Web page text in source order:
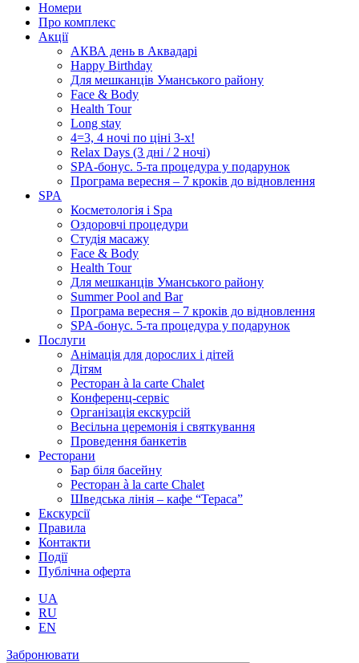
Номери
Про комплекс
Акції
АКВА день в Аквадарі
Happy Birthday
Для мешканців Уманського району
Face & Body
Health Tour
Long stay
4=3, 4 ночі по ціні 3-х!
Relax Days (3 дні / 2 ночі)
SPA-бонус. 5-та процедура у подарунок
Програма вересня – 7 кроків до відновлення
SPA
Косметологія і Spa
Оздоровчі процедури
Студія масажу
Face & Body
Health Tour
Для мешканців Уманського району
Summer Pool and Bar
Програма вересня – 7 кроків до відновлення
SPA-бонус. 5-та процедура у подарунок
Послуги
Анімація для дорослих і дітей
Дітям
Ресторан à la carte Chalet
Конференц-сервіс
Організація екскурсій
Весільна церемонія і святкування
Проведення банкетів
Ресторани
Бар біля басейну
Ресторан à la carte Chalet
Шведська лінія – кафе “Тераса”
Екскурсії
Правила
Контакти
Події
Публічна оферта
UA
RU
EN
Забронювати